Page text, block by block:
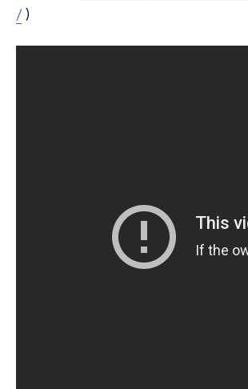
/ )